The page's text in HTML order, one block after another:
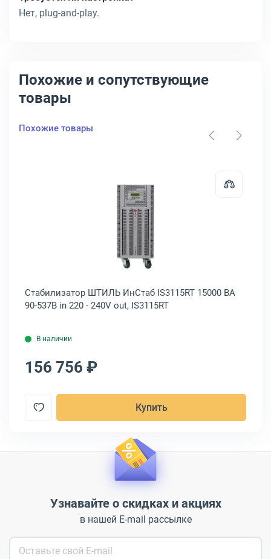
Нет, plug-and-play.
Похожие и сопутствующие
товары
Похожие товары
Powerman AVS-C 1000 ВА 150-280В in 220V out, POWERMAN
Открыть товар: Стабилизатор
Стабилизатор ШТИЛЬ ИнСтаб IS3115RT 15000 ВА
90-537В in 220 - 240V out, IS3115RT
В наличии
156 756 ₽
Купить
Узнавайте о скидках и акциях
в нашей E-mail рассылке